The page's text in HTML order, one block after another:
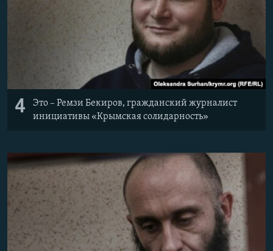
4
Это – Ремзи Бекиров, гражданский журналист
инициативы «Крымская солидарность»